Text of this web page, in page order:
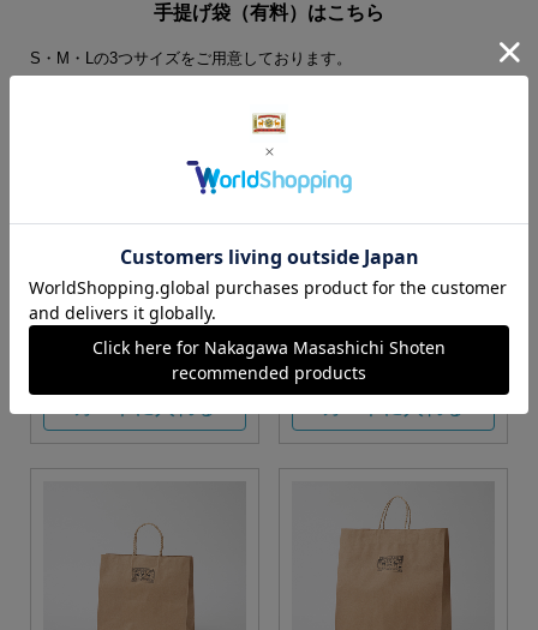
手提げ袋（有料）はこちら
S・M・Lの3つサイズをご用意しております。
S・M・Lサイズより当店に
Sサイズ